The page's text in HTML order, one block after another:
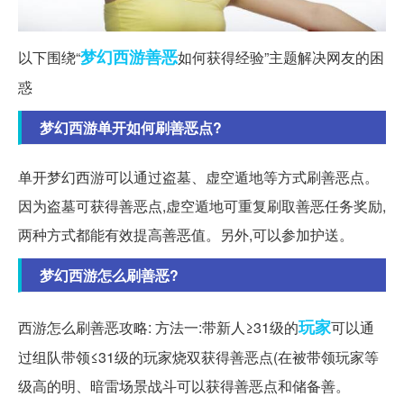
以下围绕“梦幻西游善恶如何获得经验”主题解决网友的困
惑
梦幻西游单开如何刷善恶点?
单开梦幻西游可以通过盗墓、虚空遁地等方式刷善恶点。
因为盗墓可获得善恶点,虚空遁地可重复刷取善恶任务奖励,
两种方式都能有效提高善恶值。另外,可以参加护送。
梦幻西游怎么刷善恶?
西游怎么刷善恶攻略: 方法一:带新人≥31级的玩家可以通
过组队带领≤31级的玩家烧双获得善恶点(在被带领玩家等
级高的明、暗雷场景战斗可以获得善恶点和储备善。